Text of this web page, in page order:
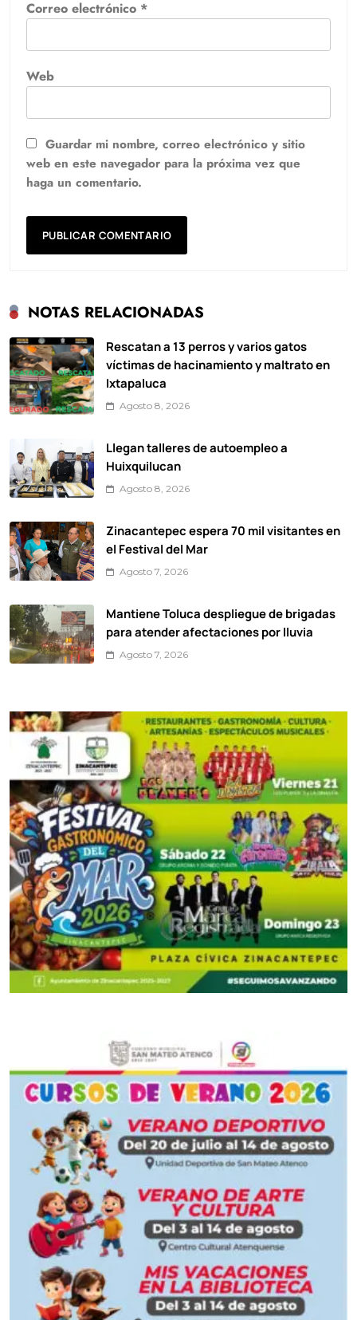
Correo electrónico *
Web
Guardar mi nombre, correo electrónico y sitio
web en este navegador para la próxima vez que
haga un comentario.
NOTAS RELACIONADAS
Rescatan a 13 perros y varios gatos
víctimas de hacinamiento y maltrato en
Ixtapaluca
Agosto 8, 2026
Llegan talleres de autoempleo a
Huixquilucan
Agosto 8, 2026
Zinacantepec espera 70 mil visitantes en
el Festival del Mar
Agosto 7, 2026
Mantiene Toluca despliegue de brigadas
para atender afectaciones por lluvia
Agosto 7, 2026